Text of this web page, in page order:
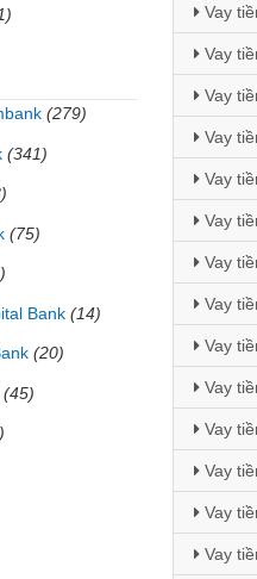
(279)
(341)
(75)
Bank (14)
(20)
(45)
Vay
Vay
Vay
Vay
Vay
Vay
Vay
Vay
Vay
Vay
Vay
Vay
Vay
Vay